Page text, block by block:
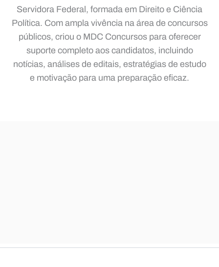
Servidora Federal, formada em Direito e Ciência
Política. Com ampla vivência na área de concursos
públicos, criou o MDC Concursos para oferecer
suporte completo aos candidatos, incluindo
notícias, análises de editais, estratégias de estudo
e motivação para uma preparação eficaz.